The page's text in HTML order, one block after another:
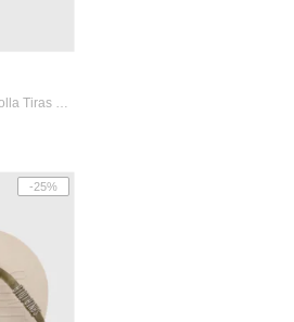
Chinelo Feminino Santa Lolla Tiras Verde
-25%